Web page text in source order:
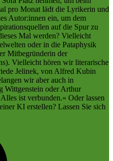
pro Monat lädt die Lyrikerin und
Autor:innen ein, um dem
auf die Spur zu
Mal werden? Vielleicht
oder in die Pataphysik
Mitbegründerin der
Vielleicht hören wir literarische
Jelinek, von Alfred Kubin
wir aber auch in
Wittgenstein oder Arthur
ist verbunden.« Oder lassen
KI erstellen? Lassen Sie sich